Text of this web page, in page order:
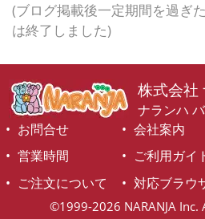
(ブログ掲載後一定期間を過ぎ
は終了しました)
株式会社
ナランハ
お問合せ
会社案内
営業時間
ご利用ガイ
ご注文について
対応ブラウ
©1999-2026 NARANJA Inc.